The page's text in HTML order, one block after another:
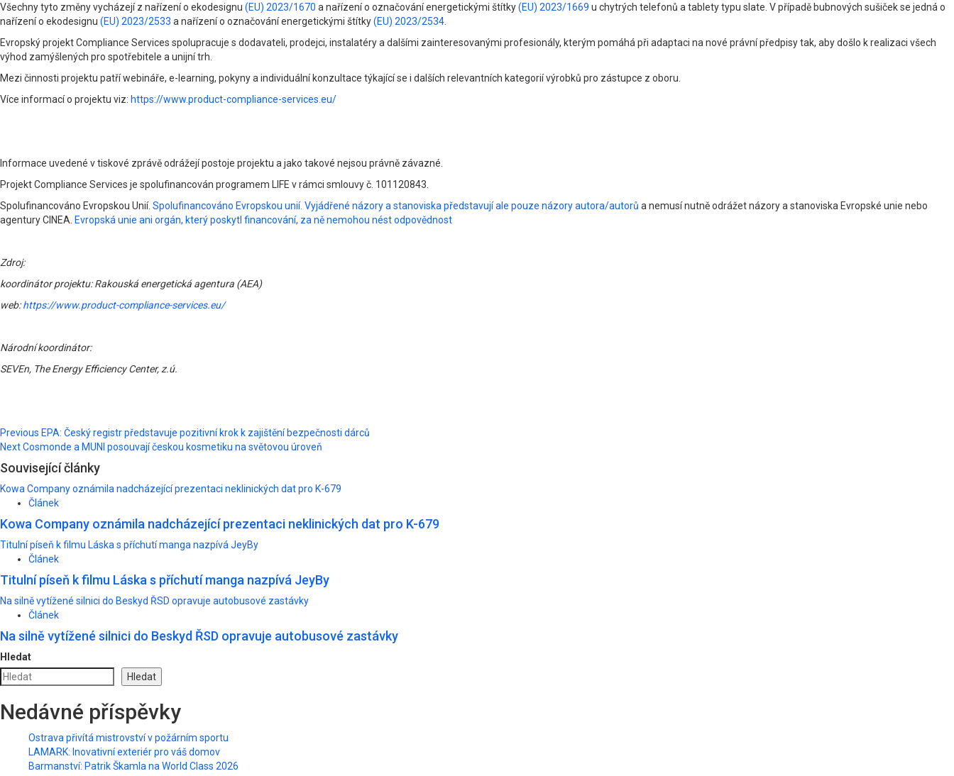
Všechny tyto změny vycházejí z nařízení o ekodesignu (EU) 2023/1670 a nařízení o označování energetickými štítky(EU) 2023/1669 u chytrých telefonů a tablety typu slate. V případě bubnových sušiček se jedná o
nařízení o ekodesignu (EU) 2023/2533 a nařízení o označování energetickými štítky(EU) 2023/2534
Evropský projekt Compliance Services spolupracuje s dodavateli, prodejci, instalatéry a dalšími zainteresovanými profesionály, kterým pomáhá při adaptaci na nové právní předpisy tak, aby došlo k realizaci všech
výhod zamýšlených pro spotřebitele a unijní trh.
Mezi činnosti projektu patří webináře, e-learning, pokyny a individuální konzultace týkající se i dalších relevantních kategorií výrobků pro zástupce z oboru.
Více informací o projektu viz: https://www.product-compliance-services.eu/
Informace uvedené v tiskové zprávě odrážejí postoje projektu a jako takové nejsou právně závazné.
Projekt Compliance Services je spolufinancován programem LIFE v rámci smlouvy č. 101120843.
Spolufinancováno Evropskou Unií. Spolufinancováno Evropskou unií. Vyjádřené názory a stanoviska představují ale pouze názory autora/autorů a nemusí nutně odrážet názory a stanoviska Evropské unie nebo
agentury CINEA. Evropská unie ani orgán, který poskytl financování, za ně nemohou nést odpovědnost
Zdroj:
koordinátor projektu: Rakouská energetická agentura (AEA)
web:https://www.product-compliance-services.eu/
Národní koordinátor:
SEVEn, The Energy Efficiency Center, z.ú.
Post
navigation
Previous EPA: Český registr představuje pozitivní krok k zajištění bezpečnosti dárců
NextCosmonde a MUNI posouvají českou kosmetiku na světovou úroveň
Související články
Kowa Company oznámila nadcházející prezentaci neklinických dat pro K-679
Článek
Kowa Company oznámila nadcházející prezentaci neklinických dat pro K-679
Titulní píseň k filmu Láska s příchutí manga nazpívá JeyBy
Článek
Titulní píseň k filmu Láska s příchutí manga nazpívá JeyBy
Na silně vytížené silnici do Beskyd ŘSD opravuje autobusové zastávky
Článek
Na silně vytížené silnici do Beskyd ŘSD opravuje autobusové zastávky
Hledat
Hledat
Nedávné příspěvky
Ostrava přivítá mistrovství v požárním sportu
LAMARK: Inovativní exteriér pro váš domov
Barmanství: Patrik Škamla na World Class 2026